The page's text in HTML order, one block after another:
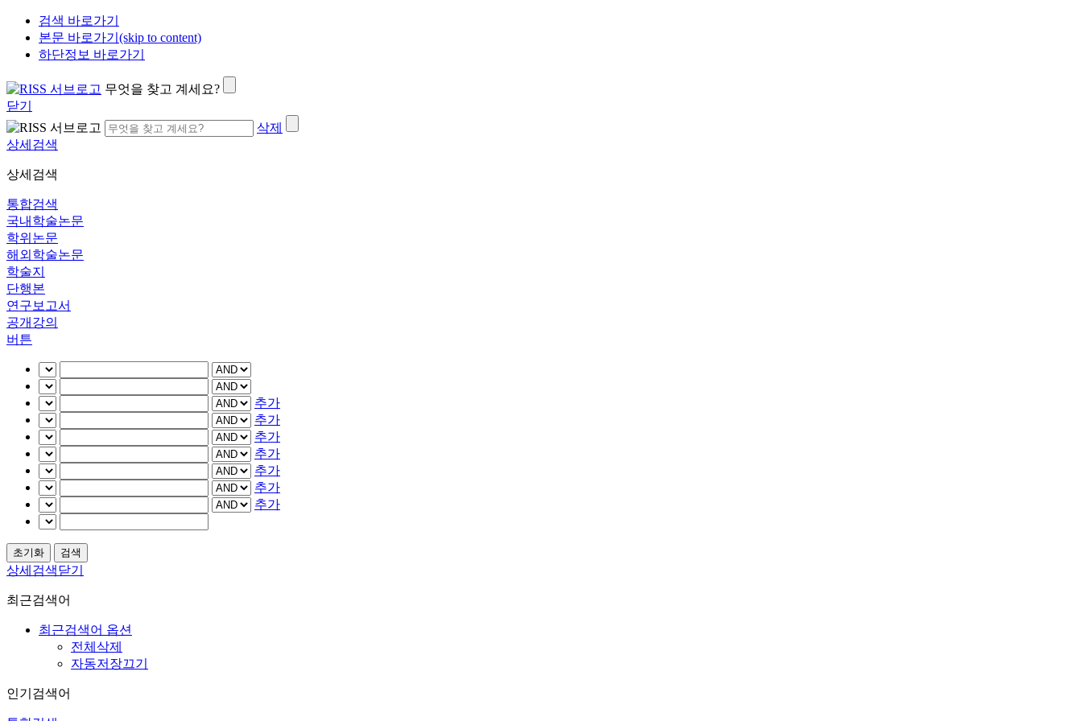
검색 바로가기
본문 바로가기(skip to content)
하단정보 바로가기
무엇을 찾고 계세요?
닫기
삭제
상세검색
상세검색
통합검색
국내학술논문
학위논문
해외학술논문
학술지
단행본
연구보고서
공개강의
버튼
추가
추가
추가
추가
추가
추가
추가
상세검색닫기
최근검색어
최근검색어 옵션
전체삭제
자동저장끄기
인기검색어